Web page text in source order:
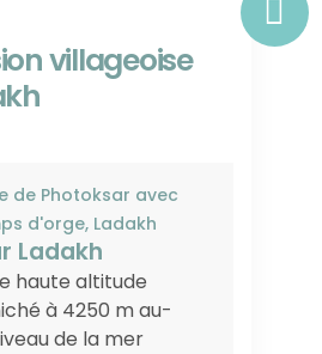
villageoise
Ladakh
haute altitude
à 4250 m au-
de la mer